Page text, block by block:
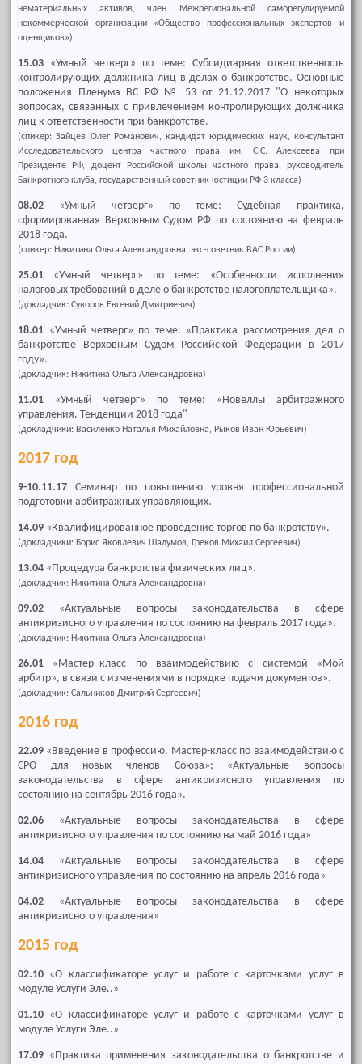
нематериальных активов, член Межрегиональной саморегулируемой
некоммерческой организации «Общество профессиональных экспертов и
оценщиков»)
15.03 «Умный четверг» по теме: Субсидиарная ответственность
контролирующих должника лиц в делах о банкротстве. Основные
положения Пленума ВС РФ № 53 от 21.12.2017 "О некоторых
вопросах, связанных с привлечением контролирующих должника
лиц к ответственности при банкротстве.
(спикер: Зайцев Олег Романович, кандидат юридических наук, консультант
Исследовательского центра частного права им. С.С. Алексеева при
Президенте РФ, доцент Российской школы частного права, руководитель
Банкротного клуба, государственный советник юстиции РФ 3 класса)
08.02 «Умный четверг» по теме: Судебная практика,
сформированная Верховным Судом РФ по состоянию на февраль
2018 года.
(спикер: Никитина Ольга Александровна, экс-советник ВАС России)
25.01 «Умный четверг» по теме: «Особенности исполнения
налоговых требований в деле о банкротстве налогоплательщика».
(докладчик: Суворов Евгений Дмитриевич)
18.01 «Умный четверг» по теме: «Практика рассмотрения дел о
банкротстве Верховным Судом Российской Федерации в 2017
году».
(докладчик: Никитина Ольга Александровна)
11.01 «Умный четверг» по теме: «Новеллы арбитражного
управления. Тенденции 2018 года"
(докладчики: Василенко Наталья Михайловна, Рыков Иван Юрьевич)
2017 год
9-10.11.17 Семинар по повышению уровня профессиональной
подготовки арбитражных управляющих.
14.09 «Квалифицированное проведение торгов по банкротству».
(докладчики: Борис Яковлевич Шалумов, Греков Михаил Сергеевич)
13.04 «Процедура банкротства физических лиц».
(докладчик: Никитина Ольга Александровна)
09.02 «Актуальные вопросы законодательства в сфере
антикризисного управления по состоянию на февраль 2017 года».
(докладчик: Никитина Ольга Александровна)
26.01 «Мастер–класс по взаимодействию с системой «Мой
арбитр», в связи с изменениями в порядке подачи документов».
(докладчик: Сальников Дмитрий Сергеевич)
2016 год
22.09 «Введение в профессию. Мастер-класс по взаимодействию с
СРО для новых членов Союза»; «Актуальные вопросы
законодательства в сфере антикризисного управления по
состоянию на сентябрь 2016 года».
02.06 «Актуальные вопросы законодательства в сфере
антикризисного управления по состоянию на май 2016 года»
14.04 «Актуальные вопросы законодательства в сфере
антикризисного управления по состоянию на апрель 2016 года»
04.02 «Актуальные вопросы законодательства в сфере
антикризисного управления»
2015 год
02.10 «О классификаторе услуг и работе с карточками услуг в
модуле Услуги Эле..»
01.10 «О классификаторе услуг и работе с карточками услуг в
модуле Услуги Эле..»
17.09 «Практика применения законодательства о банкротстве и